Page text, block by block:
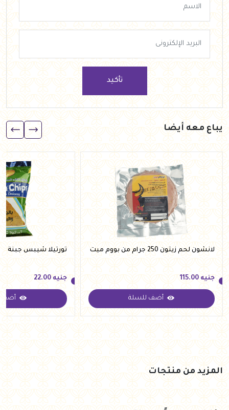
تأكيد
يباع معه أيضا
لانشون لحم زيتون 250 جرام من بووم ميت
جنيه
جنيه 115.00
أضف للسلة
تورتيلا شيبس جبنة 100 جرام من كينج ام
جنيه
جنيه 22.00
أضف
المزيد من منتجات